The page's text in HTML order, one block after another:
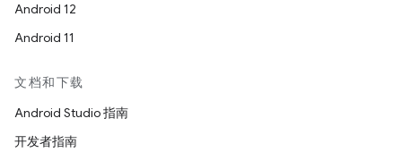
Android 12
Android 11
文档和下载
Android Studio 指南
开发者指南